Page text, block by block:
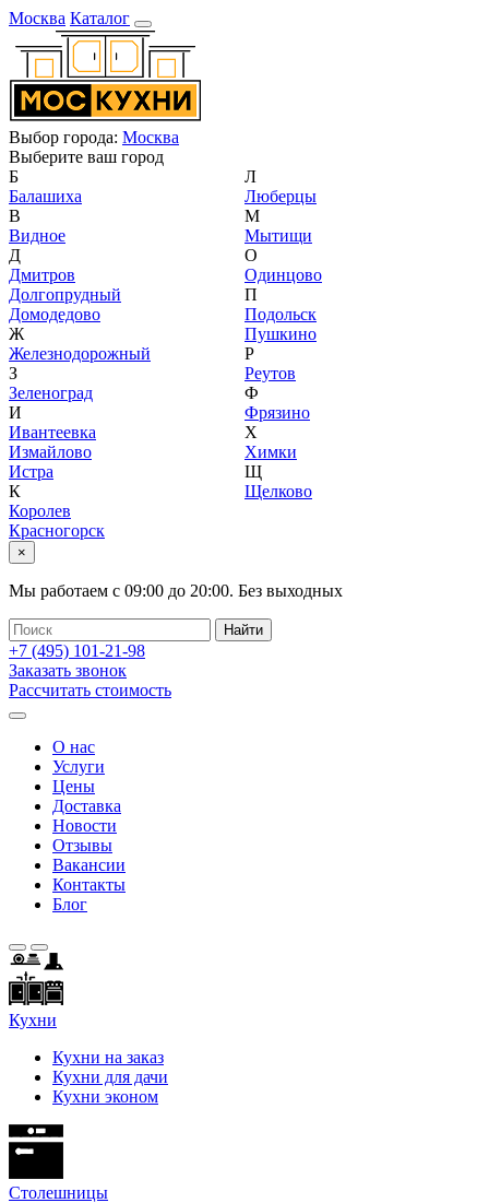
Москва Каталог
Выбор города: Москва
Выберите ваш город
Б
Балашиха
В
Видное
Д
Дмитров
Долгопрудный
Домодедово
Ж
Железнодорожный
З
Зеленоград
И
Ивантеевка
Измайлово
Истра
К
Королев
Красногорск
Л
Люберцы
М
Мытищи
О
Одинцово
П
Подольск
Пушкино
Р
Реутов
Ф
Фрязино
Х
Химки
Щ
Щелково
×
Мы работаем с 09:00 до 20:00. Без выходных
+7 (495) 101-21-98
Заказать звонок
Рассчитать стоимость
О нас
Услуги
Цены
Доставка
Новости
Отзывы
Вакансии
Контакты
Блог
Кухни
Кухни на заказ
Кухни для дачи
Кухни эконом
Cтолешницы